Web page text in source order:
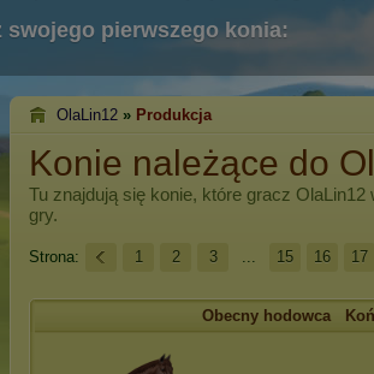
swojego pierwszego konia:
OlaLin12 » Produkcja
Konie należące do
Tu znajdują się konie, które gracz OlaLin12
gry.
Strona: 1 2 3 ... 15 16 17
Obecny hodowca Koń